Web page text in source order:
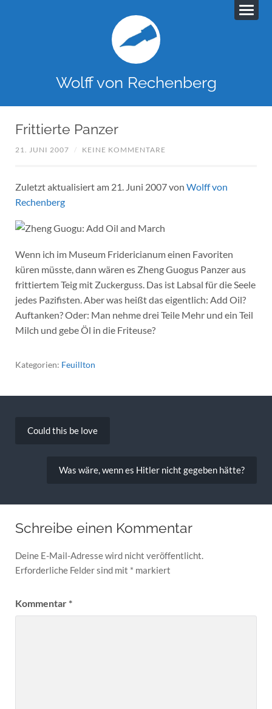
Wolff von Rechenberg
Frittierte Panzer
21. JUNI 2007 / KEINE KOMMENTARE
Zuletzt aktualisiert am 21. Juni 2007 von Wolff von
Rechenberg
Wenn ich im Museum Fridericianum einen Favoriten
küren müsste, dann wären es Zheng Guogus Panzer aus
frittiertem Teig mit Zuckerguss. Das ist Labsal für die Seele
jedes Pazifisten. Aber was heißt das eigentlich: Add Oil?
Auftanken? Oder: Man nehme drei Teile Mehr und ein Teil
Milch und gebe Öl in die Friteuse?
Kategorien: Feuillton
Could this be love
Was wäre, wenn es Hitler nicht gegeben hätte?
Schreibe einen Kommentar
Deine E-Mail-Adresse wird nicht veröffentlicht.
Erforderliche Felder sind mit * markiert
Kommentar*